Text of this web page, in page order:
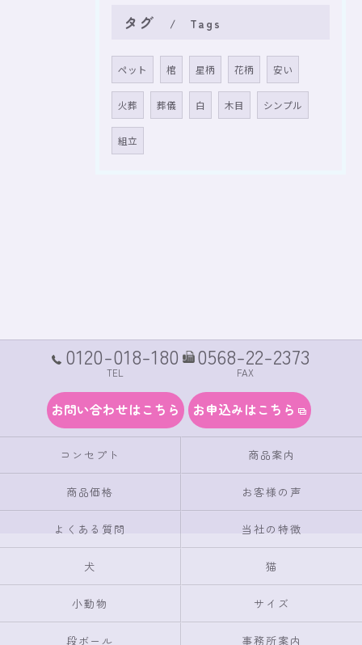
タグ Tags
ペット 棺 星柄 花柄 安い
火葬 葬儀 白 木目 シンプル
組立
0120-018-180
TEL
0568-22-2373
FAX
お問い合わせはこちら お申込みはこちら
コンセプト 商品案内
商品価格 お客様の声
よくある質問 当社の特徴
犬 猫
小動物 サイズ
段ボール 事務所案内